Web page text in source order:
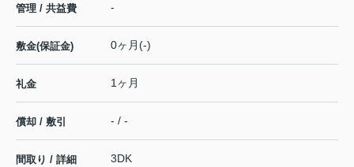
管理 / 共益費 -
敷金(保証金) 0ヶ月(-)
礼金 1ヶ月
償却 / 敷引 - / -
間取り / 詳細
3DK